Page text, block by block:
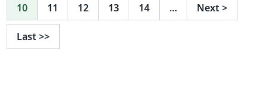
10 11 12 13 14 … Next >
Last >>